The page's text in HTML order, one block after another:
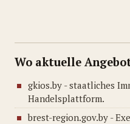
Wo aktuelle
gkios.by - staatliches
Handelsplattform.
brest-region.gov.by -